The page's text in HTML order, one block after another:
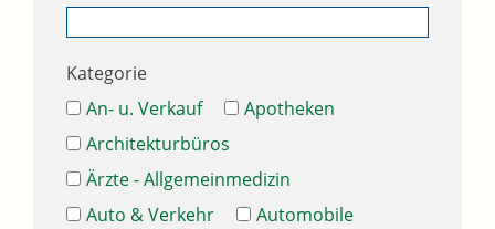
Kategorie
An- u. Verkauf
Apotheken
Architekturbüros
Ärzte - Allgemeinmedizin
Auto & Verkehr
Automobile